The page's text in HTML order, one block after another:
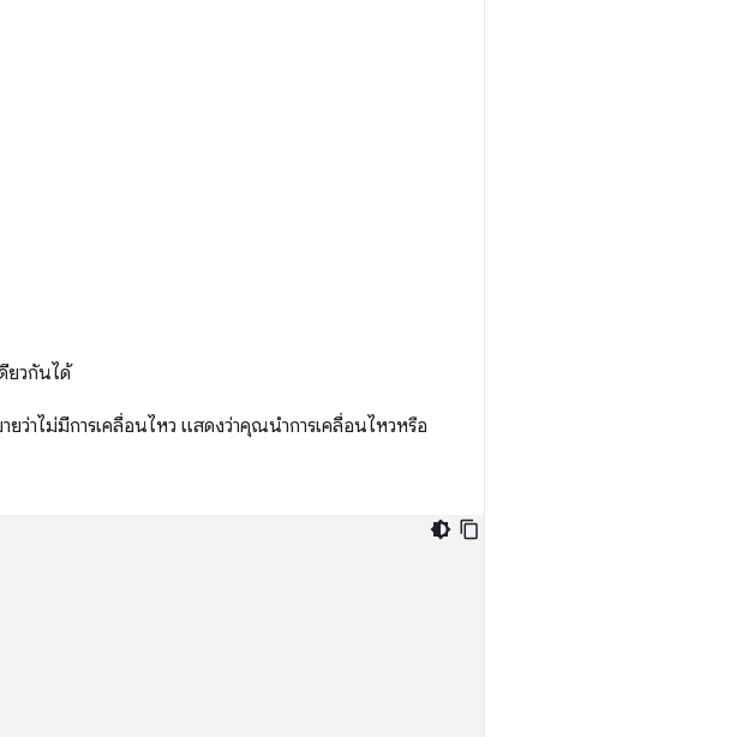
ยวกันได้
ว่าไม่มีการเคลื่อนไหว แสดงว่าคุณนําการเคลื่อนไหวหรือ